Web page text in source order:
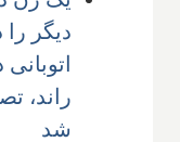
دیگر
راند،
شد